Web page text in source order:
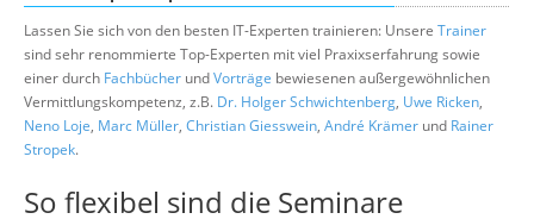
Lassen Sie sich von den besten IT-Experten trainieren: Unsere Trainer
sind sehr renommierte Top-Experten mit viel Praxixserfahrung sowie
einer durch Fachbücher undVorträge bewiesenen außergewöhnlichen
Vermittlungskompetenz, z.B. Dr. Holger Schwichtenberg, Uwe Ricken,
Neno Loje, Marc Müller, Christian Giesswein, André Krämer und Rainer
Stropek.
So flexibel sind die Seminare